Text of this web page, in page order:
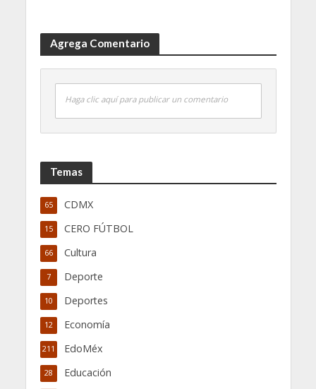
Agrega Comentario
Haga clic aquí para publicar un comentario
Temas
CDMX
65
CERO FÚTBOL
15
Cultura
66
Deporte
7
Deportes
10
Economía
12
EdoMéx
211
Educación
28